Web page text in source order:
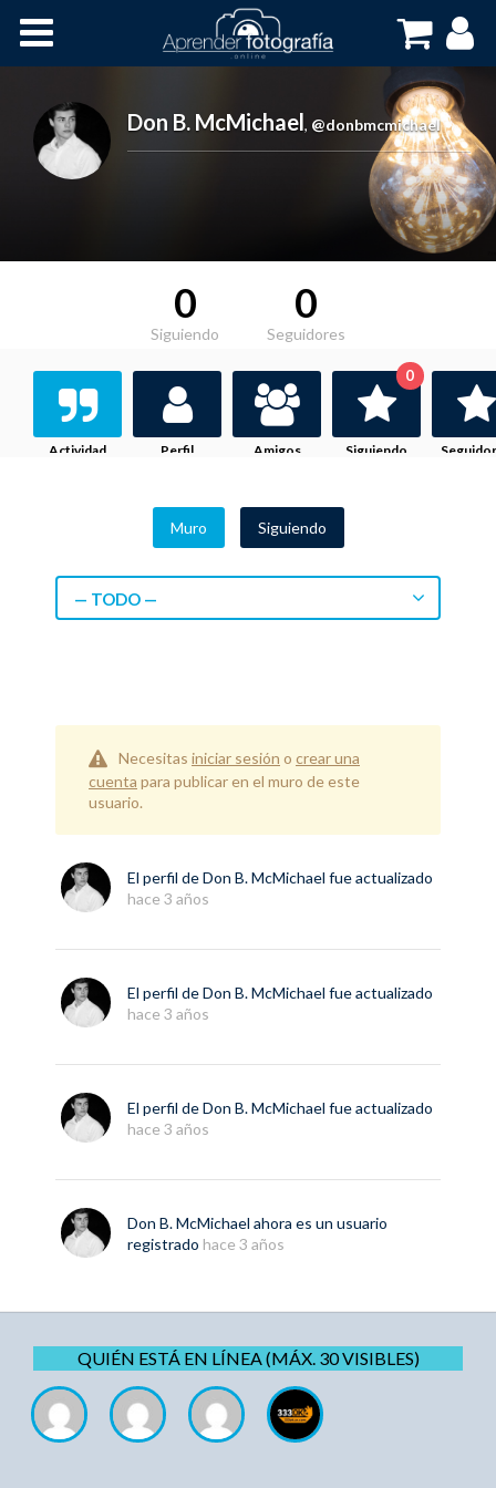
Cursos OnLine
Don B. McMichael, @donbmcmichael
0
Siguiendo
0
Seguidores
Actividad Perfil Amigos Siguiendo
0
Muro Siguiendo
— TODO —
Necesitas iniciar sesión o crear una
cuenta para publicar en el muro de este
usuario.
El perfil deDon B. McMichael fue actualizado
hace 3 años
El perfil deDon B. McMichael fue actualizado
hace 3 años
El perfil deDon B. McMichael fue actualizado
hace 3 años
Don B. McMichael ahora es un usuario
registrado hace 3 años
QUIÉN ESTÁ EN LÍNEA (MÁX. 30 VISIBLES)